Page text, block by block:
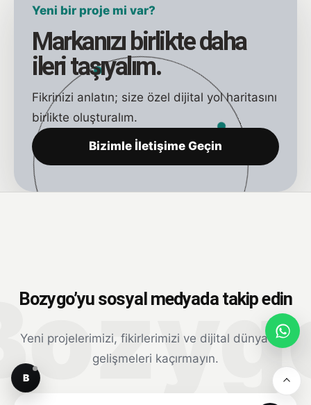
B
Yeni bir proje mi var?
Markanızı birlikte daha
ileri taşıyalım.
Fikrinizi anlatın; size özel dijital yol haritasını
birlikte oluşturalım.
Bizimle İletişime Geçin
Bozygo’yu sosyal medyada takip edin
Yeni projelerimizi, fikirlerimizi ve dijital dünyadaki
gelişmeleri kaçırmayın.